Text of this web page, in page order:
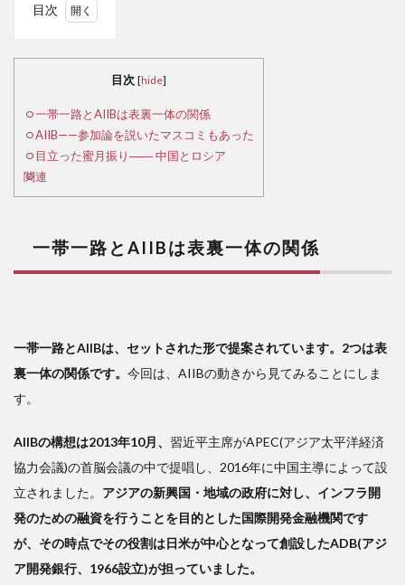
目次
AIIB
は表
裏一
体の
関係
——
たマ
スコ
た蜜月
振り
―― 中
シア
目次 [hide]
一帯一路とAIIBは表裏一体の関係
AIIB——参加論を説いたマスコミもあった
目立った蜜月振り―― 中国とロシア
関連
一帯一路とAIIBは表裏一体の関係
一帯一路とAIIBは、セットされた形で提案されています。2つは表
裏一体の関係です。 今回は、AIIBの動きから見てみることにしま
す。
AIIBの構想は2013年10月、 習近平主席がAPEC(アジア太平洋経済
協力会議)の首脳会議の中で提唱し、2016年に中国主導によって設
立されました。 アジアの新興国・地域の政府に対し、インフラ開
発のための融資を行うことを目的とした国際開発金融機関です
が、その時点でその役割は日米が中心となって創設したADB(アジ
ア開発銀行、1966設立)が担っていました。